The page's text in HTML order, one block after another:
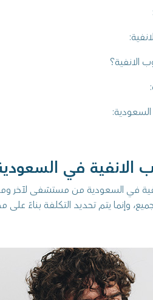
الانفية؟
الانفية في
في السعودية من مستشفى لآخر
وإنما يتم تحديد التكلفة بناءً